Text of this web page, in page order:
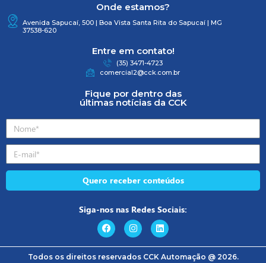
Onde estamos?
Avenida Sapucaí, 500 | Boa Vista Santa Rita do Sapucaí | MG
37538-620
Entre em contato!
(35) 3471-4723
comercial2@cck.com.br
Fique por dentro das
últimas notícias da CCK
Quero receber conteúdos
Siga-nos nas Redes Sociais:
Todos os direitos reservados CCK Automação @ 2026.